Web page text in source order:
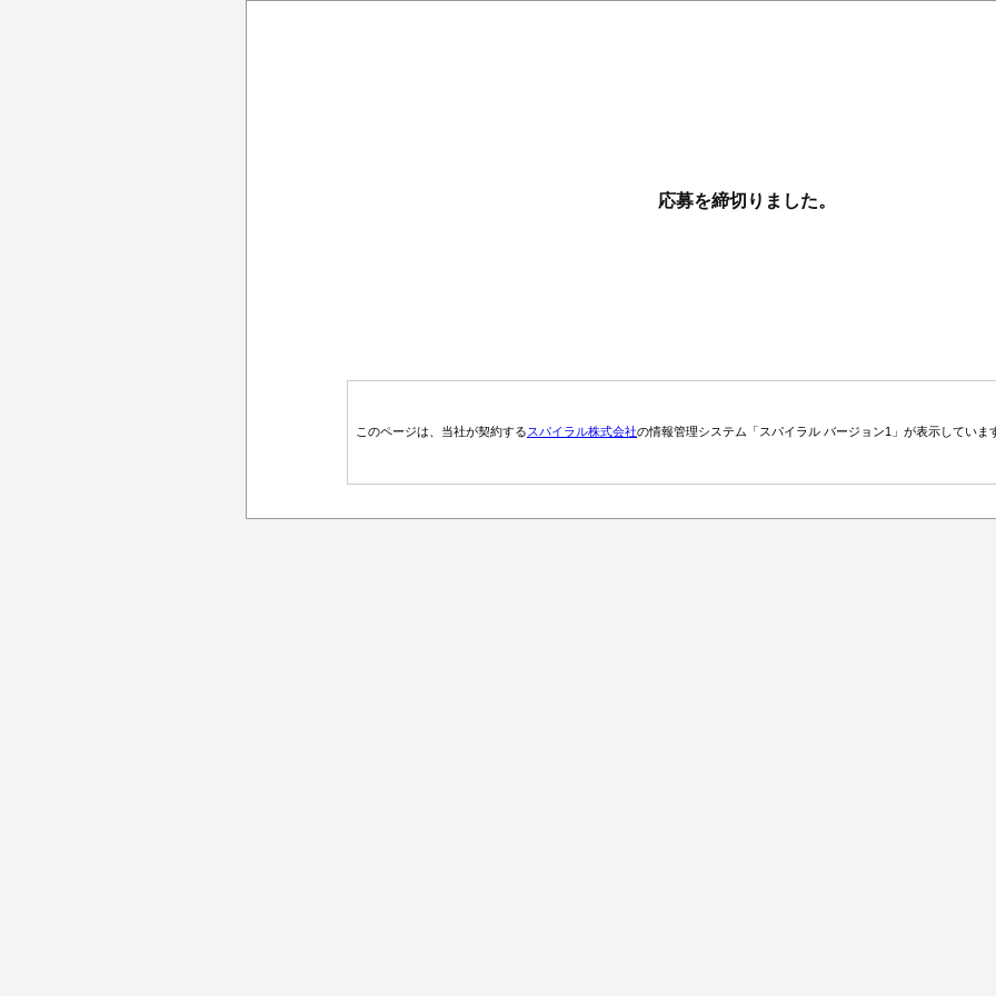
応募を締切りました。
このページは、当社が契約するスパイラル株式会社の情報管理システム「スパイラル バージョン1」が表示していま